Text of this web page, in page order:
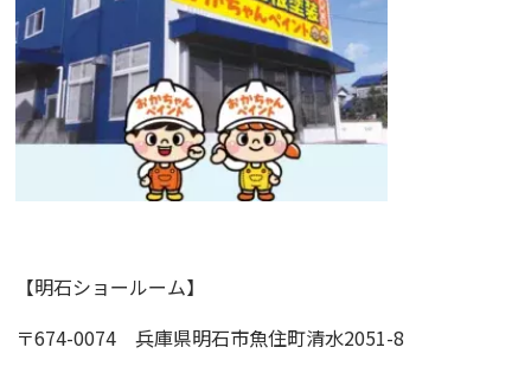
【明石ショールーム】
〒674-0074 兵庫県明石市魚住町清水2051-8